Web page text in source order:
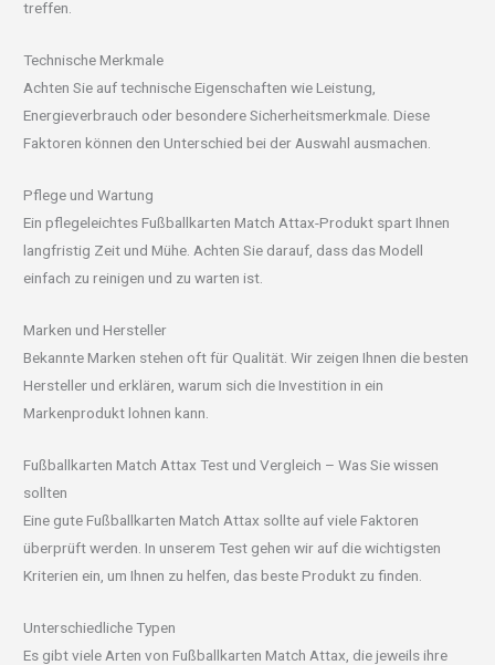
treffen.
Technische Merkmale
Achten Sie auf technische Eigenschaften wie Leistung,
Energieverbrauch oder besondere Sicherheitsmerkmale. Diese
Faktoren können den Unterschied bei der Auswahl ausmachen.
Pflege und Wartung
Ein pflegeleichtes Fußballkarten Match Attax-Produkt spart Ihnen
langfristig Zeit und Mühe. Achten Sie darauf, dass das Modell
einfach zu reinigen und zu warten ist.
Marken und Hersteller
Bekannte Marken stehen oft für Qualität. Wir zeigen Ihnen die besten
Hersteller und erklären, warum sich die Investition in ein
Markenprodukt lohnen kann.
Fußballkarten Match Attax Test und Vergleich – Was Sie wissen
sollten
Eine gute Fußballkarten Match Attax sollte auf viele Faktoren
überprüft werden. In unserem Test gehen wir auf die wichtigsten
Kriterien ein, um Ihnen zu helfen, das beste Produkt zu finden.
Unterschiedliche Typen
Es gibt viele Arten von Fußballkarten Match Attax, die jeweils ihre